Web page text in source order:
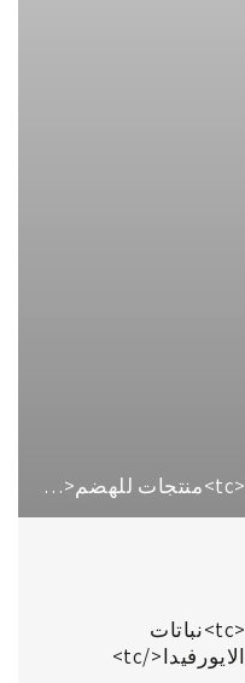
<tc>منتجات للهضم</tc>
<tc>نباتات
الايورفيدا</tc>